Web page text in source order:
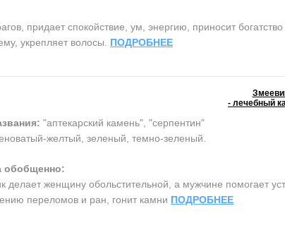
придает спокойствие, ум, энергию, приносит
укрепляет волосы. ПОДРОБНЕЕ
- лечебный
"аптекарский камень", "серпентин"
желтый, зеленый, темно-зеленый.
обобщенно:
женщину обольстительной, а мужчине помогает
переломов и ран, гонит камни ПОДРОБНЕЕ